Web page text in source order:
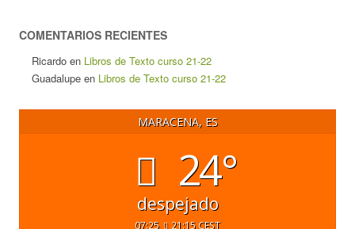
COMENTARIOS RECIENTES
Ricardo en Libros de Texto curso 21-22
Guadalupe en Libros de Texto curso 21-22
MARACENA, ES
24°
despejado
07:25 21:15 CEST